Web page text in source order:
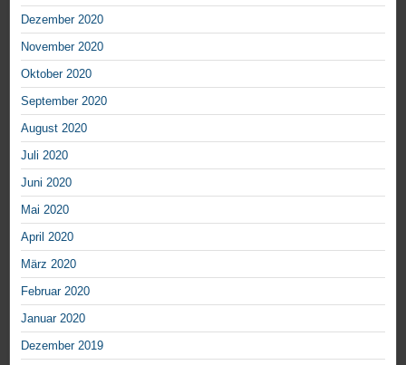
Dezember 2020
November 2020
Oktober 2020
September 2020
August 2020
Juli 2020
Juni 2020
Mai 2020
April 2020
März 2020
Februar 2020
Januar 2020
Dezember 2019